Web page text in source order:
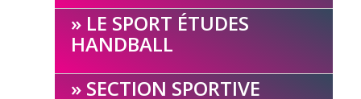
LE SPORT ÉTUDES
HANDBALL
SECTION SPORTIVE